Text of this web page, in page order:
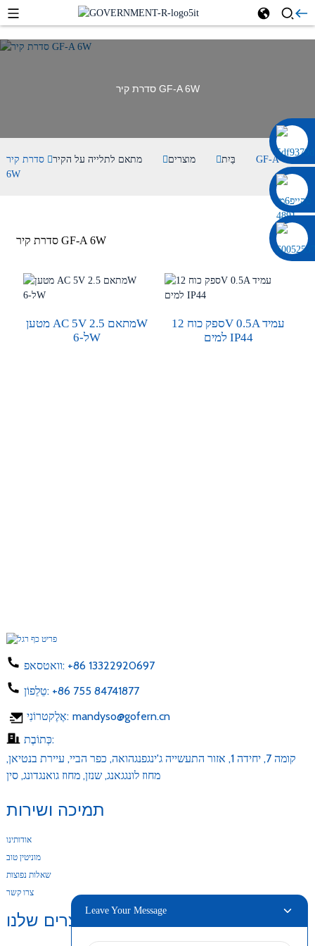
0086 13322920697
סדרת קיר GF-A 6W
בַּיִת מוצרים מתאם לתלייה על הקיר
סדרת קיר GF-A
6W
סדרת קיר GF-A 6W
מטען AC 5V מתאם 2.5W
ל-6W
ספק כוח 12V 0.5A עמיד
למים IP44
וואטסאפ: +86 13322920697
טֵלֵפוֹן: +86 755 84741877
אֶלֶקטרוֹנִי: mandyso@gofern.cn
כְּתוֹבֶת:
קומה 7, יחידה 1, אזור התעשייה ג'ינגפנגהואה, כפר הביי, עיירת בנטיאן,
מחוז לונגגאנג, שנזן, מחוז גואנגדונג, סין
תמיכה ושירות
אודותינו
מוניטין טוב
שאלות נפוצות
צרו קשר
המוצרים שלנו
Leave Your Message